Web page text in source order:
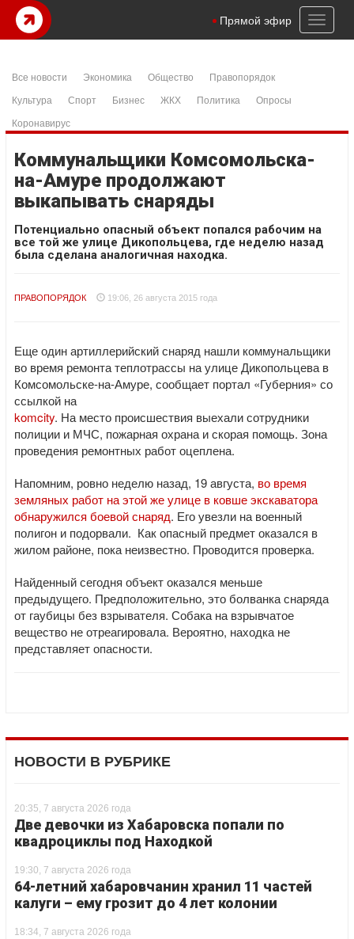
Toggle
Прямой эфир
Все новости Экономика Общество
Правопорядок
Культура
Спорт Бизнес ЖКХ Политика
Опросы
Коронавирус
Коммунальщики Комсомольска-
на-Амуре продолжают
выкапывать снаряды
Потенциально опасный объект попался рабочим на
все той же улице Дикопольцева, где неделю назад
была сделана аналогичная находка.
ПРАВОПОРЯДОК 19:06, 26 августа 2015 года
Еще один артиллерийский снаряд нашли коммунальщики
во время ремонта теплотрассы на улице Дикопольцева в
Комсомольске-на-Амуре, сообщает портал «Губерния» со
ссылкой на
komcity. На место происшествия выехали сотрудники
полиции и МЧС, пожарная охрана и скорая помощь. Зона
проведения ремонтных работ оцеплена.
Напомним, ровно неделю назад, 19 августа, во время
земляных работ на этой же улице в ковше экскаватора
обнаружился боевой снаряд. Его увезли на военный
полигон и подорвали. Как опасный предмет оказался в
жилом районе, пока неизвестно. Проводится проверка.
Найденный сегодня объект оказался меньше
предыдущего. Предположительно, это болванка снаряда
от гаубицы без взрывателя. Собака на взрывчатое
вещество не отреагировала. Вероятно, находка не
представляет опасности.
НОВОСТИ В РУБРИКЕ
20:35, 7 августа 2026 года
Две девочки из Хабаровска попали по
квадроциклы под Находкой
19:30, 7 августа 2026 года
64-летний хабаровчанин хранил 11 частей
калуги – ему грозит до 4 лет колонии
18:34, 7 августа 2026 года